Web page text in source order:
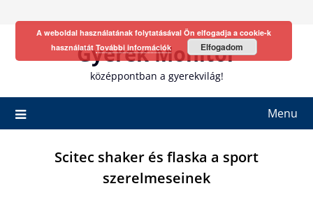
Gyerek Monitor
középpontban a gyerekvilág!
Menu
Scitec shaker és flaska a sport
szerelmeseinek
A weboldal használatának folytatásával Ön elfogadja a cookie-k
használatát További információk Elfogadom